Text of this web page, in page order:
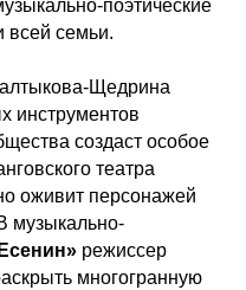
поэтические
всей семьи.
Щедрина
инструментов
создаст особое
театра
оживит персонажей
музыкально-
режиссер
многогранную